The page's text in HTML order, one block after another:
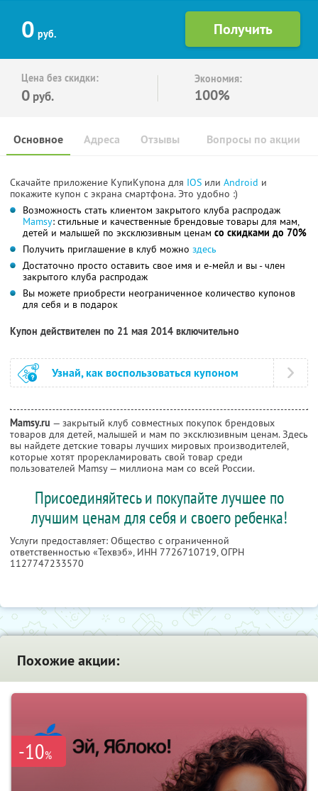
0 руб.
Цена без скидки:
0 руб.
Экономия:
100%
Основное Отзывы Вопросы по акции
Адреса
Скачайте приложение КупиКупона для IOS или Android и
покажите купон с экрана смартфона. Это удобно :)
Возможность стать клиентом закрытого клуба распродаж
Mamsy: стильные и качественные брендовые товары для мам,
детей и малышей по эксклюзивным ценам со скидками до 70%
Получить приглашение в клуб можно здесь
Достаточно просто оставить свое имя и е-мейл и вы - член
закрытого клуба распродаж
Вы можете приобрести неограниченное количество купонов
для себя и в подарок
Купон действителен по 21 мая 2014 включительно
Узнай, как воспользоваться купоном
Mamsy.ru — закрытый клуб совместных покупок брендовых
товаров для детей, малышей и мам по эксклюзивным ценам. Здесь
вы найдете детские товары лучших мировых производителей,
которые хотят прорекламировать свой товар среди
пользователей Mamsy — миллиона мам со всей России.
Присоединяйтесь и покупайте лучшее по
лучшим ценам для себя и своего ребенка!
Услуги предоставляет: Общество с ограниченной
ответственностью «Техвэб», ИНН 7726710719, ОГРН
1127747233570
Похожие акции:
-10%